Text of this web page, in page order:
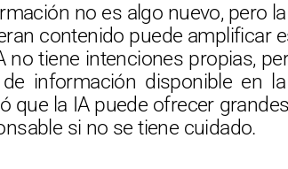
no es algo nuevo, pero
contenido puede amplificar
no tiene intenciones propias,
información disponible en
que la IA puede ofrecer
si no se tiene cuidado.